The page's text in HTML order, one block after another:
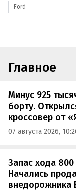
Ford
Главное
Минус 925
борту.
кроссовер от
07 августа 2026,
Запас хода
Начались
внедорожника